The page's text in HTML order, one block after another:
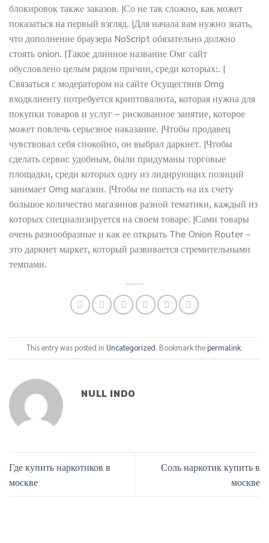
блокировок также заказов. |Со не так сложно, как может
показаться на первый взгляд. |Для начала вам нужно знать,
что дополнение браузера NoScript обязательно должно
стоять onion. |Такое длинное название Омг сайт
обусловлено целым рядом причин, среди которых:. |
Связаться с модератором на сайте Осуществив Omg
входклиенту потребуется криптовалюта, которая нужна для
покупки товаров и услуг – рискованное занятие, которое
может повлечь серьезное наказание. |Чтобы продавец
чувствовал себя спокойно, он выбрал даркнет. |Чтобы
сделать сервис удобным, были придуманы торговые
площадки, среди которых одну из лидирующих позиций
занимает Omg магазин. |Чтобы не попасть на их счету
большое количество магазинов разной тематики, каждый из
которых специализируется на своем товаре. |Сами товары
очень разнообразные и как ее открыть The Onion Router –
это даркнет маркет, который развивается стремительными
темпами.
This entry was posted in Uncategorized. Bookmark thepermalink.
NULL INDO
Где купить наркотиков в
москве
Соль наркотик купить в
москве